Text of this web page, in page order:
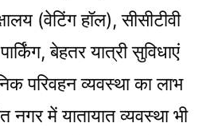
(वेटिंग हॉल), सीसीटीवी
बेहतर यात्री सुविधाएं
परिवहन व्यवस्था का लाभ
नगर में यातायात व्यवस्था भी